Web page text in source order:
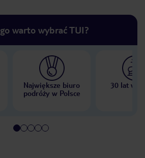
warto wybrać TUI?
Największe biuro
podróży w Polsce
30 lat w